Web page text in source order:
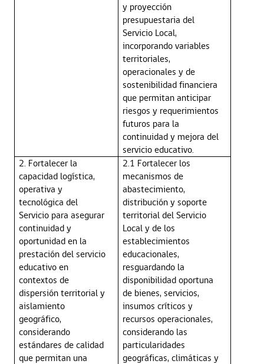
y proyección
presupuestaria del
Servicio Local,
incorporando variables
territoriales,
operacionales y de
sostenibilidad financiera
que permitan anticipar
riesgos y requerimientos
futuros para la
continuidad y mejora del
servicio educativo.
2. Fortalecer la
capacidad logística,
operativa y
tecnológica del
Servicio para asegurar
continuidad y
oportunidad en la
prestación del servicio
educativo en
contextos de
dispersión territorial y
aislamiento
geográfico,
considerando
estándares de calidad
que permitan una
2.1 Fortalecer los
mecanismos de
abastecimiento,
distribución y soporte
territorial del Servicio
Local y de los
establecimientos
educacionales,
resguardando la
disponibilidad oportuna
de bienes, servicios,
insumos críticos y
recursos operacionales,
considerando las
particularidades
geográficas, climáticas y